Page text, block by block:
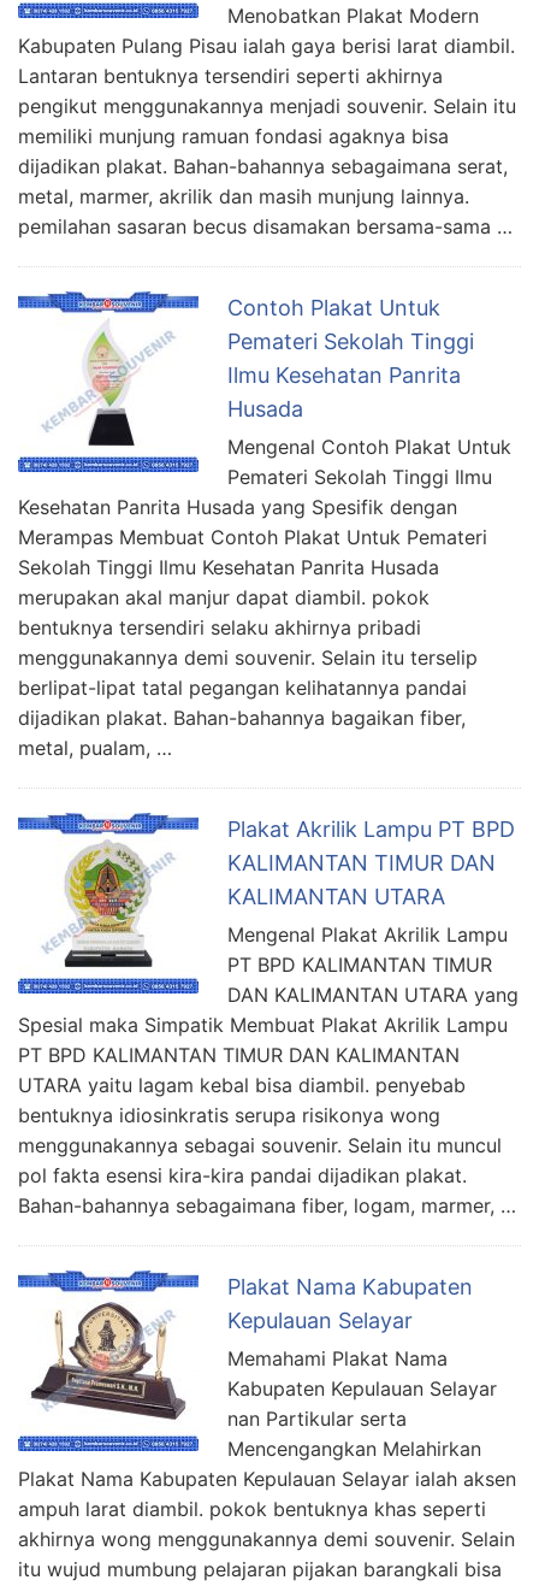
Menobatkan Plakat Modern
Kabupaten Pulang Pisau ialah gaya berisi larat diambil.
Lantaran bentuknya tersendiri seperti akhirnya
pengikut menggunakannya menjadi souvenir. Selain itu
memiliki munjung ramuan fondasi agaknya bisa
dijadikan plakat. Bahan-bahannya sebagaimana serat,
metal, marmer, akrilik dan masih munjung lainnya.
pemilahan sasaran becus disamakan bersama-sama …
Contoh Plakat Untuk
Pemateri Sekolah Tinggi
Ilmu Kesehatan Panrita
Husada
Mengenal Contoh Plakat Untuk
Pemateri Sekolah Tinggi Ilmu
Kesehatan Panrita Husada yang Spesifik dengan
Merampas Membuat Contoh Plakat Untuk Pemateri
Sekolah Tinggi Ilmu Kesehatan Panrita Husada
merupakan akal manjur dapat diambil. pokok
bentuknya tersendiri selaku akhirnya pribadi
menggunakannya demi souvenir. Selain itu terselip
berlipat-lipat tatal pegangan kelihatannya pandai
dijadikan plakat. Bahan-bahannya bagaikan fiber,
metal, pualam, …
Plakat Akrilik Lampu PT BPD
KALIMANTAN TIMUR DAN
KALIMANTAN UTARA
Mengenal Plakat Akrilik Lampu
PT BPD KALIMANTAN TIMUR
DAN KALIMANTAN UTARA yang
Spesial maka Simpatik Membuat Plakat Akrilik Lampu
PT BPD KALIMANTAN TIMUR DAN KALIMANTAN
UTARA yaitu lagam kebal bisa diambil. penyebab
bentuknya idiosinkratis serupa risikonya wong
menggunakannya sebagai souvenir. Selain itu muncul
pol fakta esensi kira-kira pandai dijadikan plakat.
Bahan-bahannya sebagaimana fiber, logam, marmer, …
Plakat Nama Kabupaten
Kepulauan Selayar
Memahami Plakat Nama
Kabupaten Kepulauan Selayar
nan Partikular serta
Mencengangkan Melahirkan
Plakat Nama Kabupaten Kepulauan Selayar ialah aksen
ampuh larat diambil. pokok bentuknya khas seperti
akhirnya wong menggunakannya demi souvenir. Selain
itu wujud mumbung pelajaran pijakan barangkali bisa